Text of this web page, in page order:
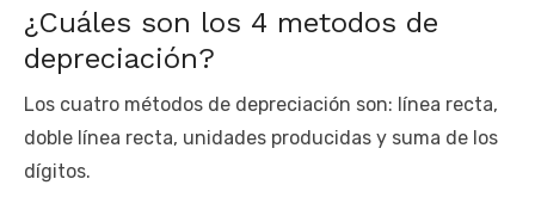
¿Cuáles son los 4 metodos de
depreciación?
Los cuatro métodos de depreciación son: línea recta,
doble línea recta, unidades producidas y suma de los
dígitos.